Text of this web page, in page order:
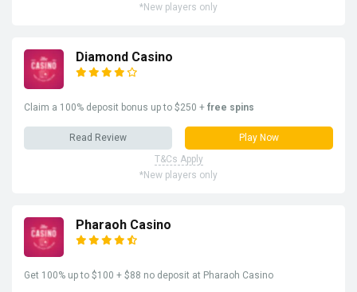
*New players only
Diamond Casino
Claim a 100% deposit bonus up to $250 + free spins
Read Review
Play Now
T&Cs Apply
*New players only
Pharaoh Casino
Get 100% up to $100 + $88 no deposit at Pharaoh Casino